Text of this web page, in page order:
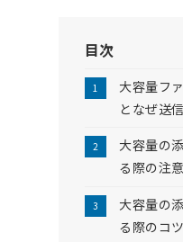
目次
大容量フ
となぜ送
大容量の
る際の注
大容量の
る際のコツ